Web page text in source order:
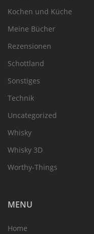
Kochen und Küche
Meine Bücher
Rezensionen
Schottland
Sonstiges
Technik
Uncategorized
Whisky
Whisky 3D
Worthy-Things
MENU
Home